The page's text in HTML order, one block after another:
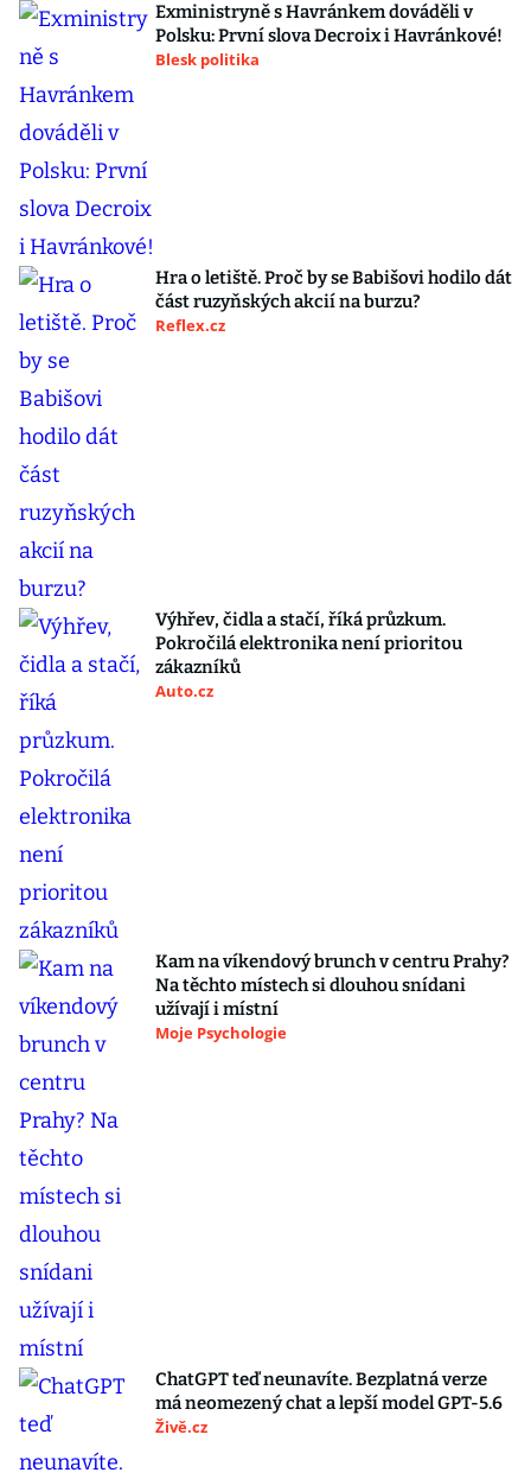
Exministryně s Havránkem dováděli v
Polsku: První slova Decroix i Havránkové!
Blesk politika
Hra o letiště. Proč by se Babišovi hodilo dát
část ruzyňských akcií na burzu?
Reflex.cz
Výhřev, čidla a stačí, říká průzkum.
Pokročilá elektronika není prioritou
zákazníků
Auto.cz
Kam na víkendový brunch v centru Prahy?
Na těchto místech si dlouhou snídani
užívají i místní
Moje Psychologie
ChatGPT teď neunavíte. Bezplatná verze
má neomezený chat a lepší model GPT-5.6
Živě.cz